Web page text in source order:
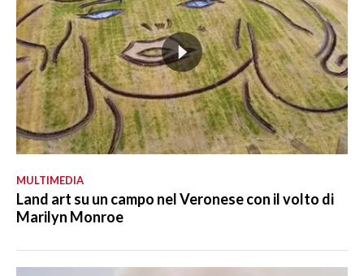
MULTIMEDIA
Land art su un campo nel Veronese con il volto di
Marilyn Monroe